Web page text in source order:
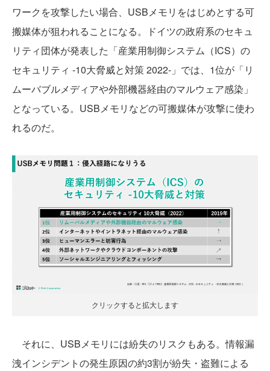
ワークを攻撃したい場合、USBメモリをはじめとする可
搬媒体が狙われることになる。ドイツの政府系のセキュ
リティ団体が発表した「産業用制御システム（ICS）の
セキュリティ -10大脅威と対策 2022-」では、1位が「リ
ムーバブルメディアや外部機器経由のマルウェア感染」
となっている。USBメモリなどの可搬媒体が攻撃に使わ
れるのだ。
クリックすると拡大します
それに、USBメモリには紛失のリスクもある。情報漏
洩インシデントの発生原因の約3割が紛失・盗難による